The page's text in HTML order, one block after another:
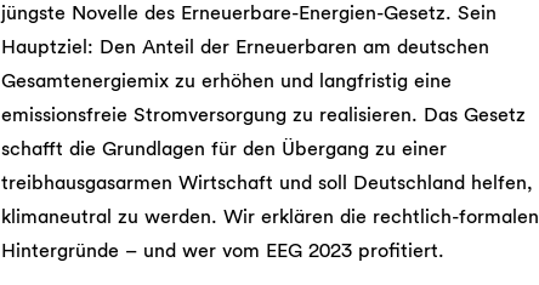
jüngste Novelle des Erneuerbare-Energien-Gesetz. Sein
Hauptziel: Den Anteil der Erneuerbaren am deutschen
Gesamtenergiemix zu erhöhen und langfristig eine
emissionsfreie Stromversorgung zu realisieren. Das Gesetz
schafft die Grundlagen für den Übergang zu einer
treibhausgasarmen Wirtschaft und soll Deutschland helfen,
klimaneutral zu werden. Wir erklären die rechtlich-formalen
Hintergründe – und wer vom EEG 2023 profitiert.